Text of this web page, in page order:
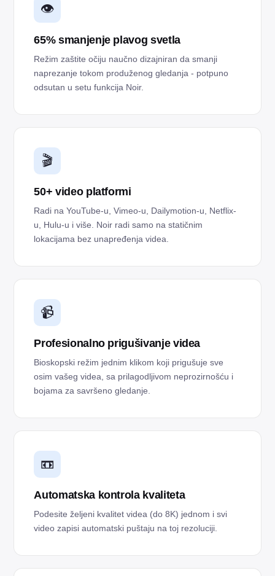
👁️
65% smanjenje plavog svetla
Režim zaštite očiju naučno dizajniran da smanji
naprezanje tokom produženog gledanja - potpuno
odsutan u setu funkcija Noir.
🎬
50+ video platformi
Radi na YouTube-u, Vimeo-u, Dailymotion-u, Netflix-
u, Hulu-u i više. Noir radi samo na statičnim
lokacijama bez unapređenja videa.
📹
Profesionalno prigušivanje videa
Bioskopski režim jednim klikom koji prigušuje sve
osim vašeg videa, sa prilagodljivom neprozirnošću i
bojama za savršeno gledanje.
📼
Automatska kontrola kvaliteta
Podesite željeni kvalitet videa (do 8K) jednom i svi
video zapisi automatski puštaju na toj rezoluciji.